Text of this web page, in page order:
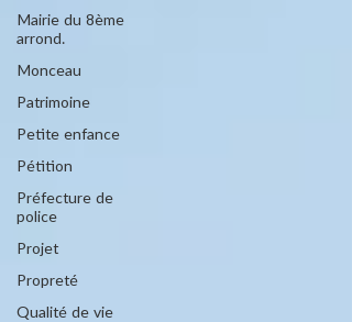
Mairie du 8ème
arrond.
Monceau
Patrimoine
Petite enfance
Pétition
Préfecture de
police
Projet
Propreté
Qualité de vie